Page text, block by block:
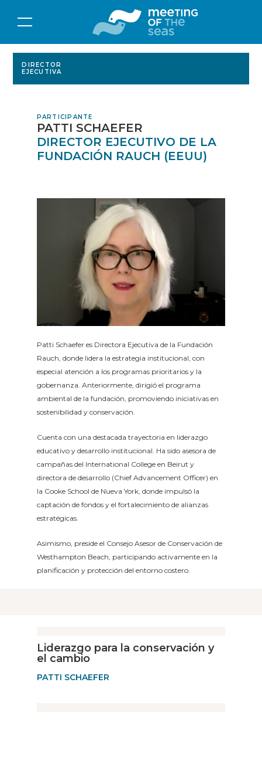
DIRECTOR
EJECUTIVA
PARTICIPANTE
PATTI SCHAEFER
DIRECTOR EJECUTIVO DE LA
FUNDACIÓN RAUCH (EEUU)
Patti Schaefer es Directora Ejecutiva de la Fundación
Rauch, donde lidera la estrategia institucional, con
especial atención a los programas prioritarios y la
gobernanza. Anteriormente, dirigió el programa
ambiental de la fundación, promoviendo iniciativas en
sostenibilidad y conservación.
Cuenta con una destacada trayectoria en liderazgo
educativo y desarrollo institucional. Ha sido asesora de
campañas del International College en Beirut y
directora de desarrollo (Chief Advancement Officer) en
la Cooke School de Nueva York, donde impulsó la
captación de fondos y el fortalecimiento de alianzas
estratégicas.
Asimismo, preside el Consejo Asesor de Conservación de
Westhampton Beach, participando activamente en la
planificación y protección del entorno costero.
Liderazgo para la conservación y
el cambio
PATTI SCHAEFER